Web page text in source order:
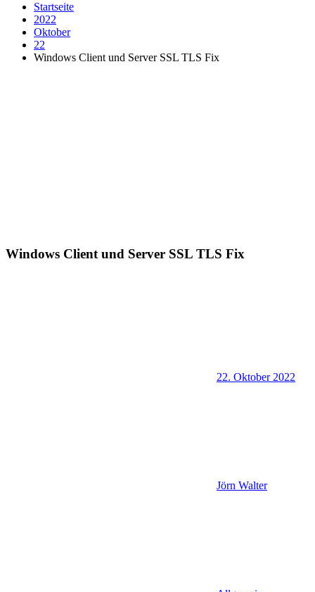
Startseite
2022
Oktober
22
Windows Client und Server SSL TLS Fix
Windows Client und Server SSL TLS Fix
22. Oktober 2022
Jörn Walter